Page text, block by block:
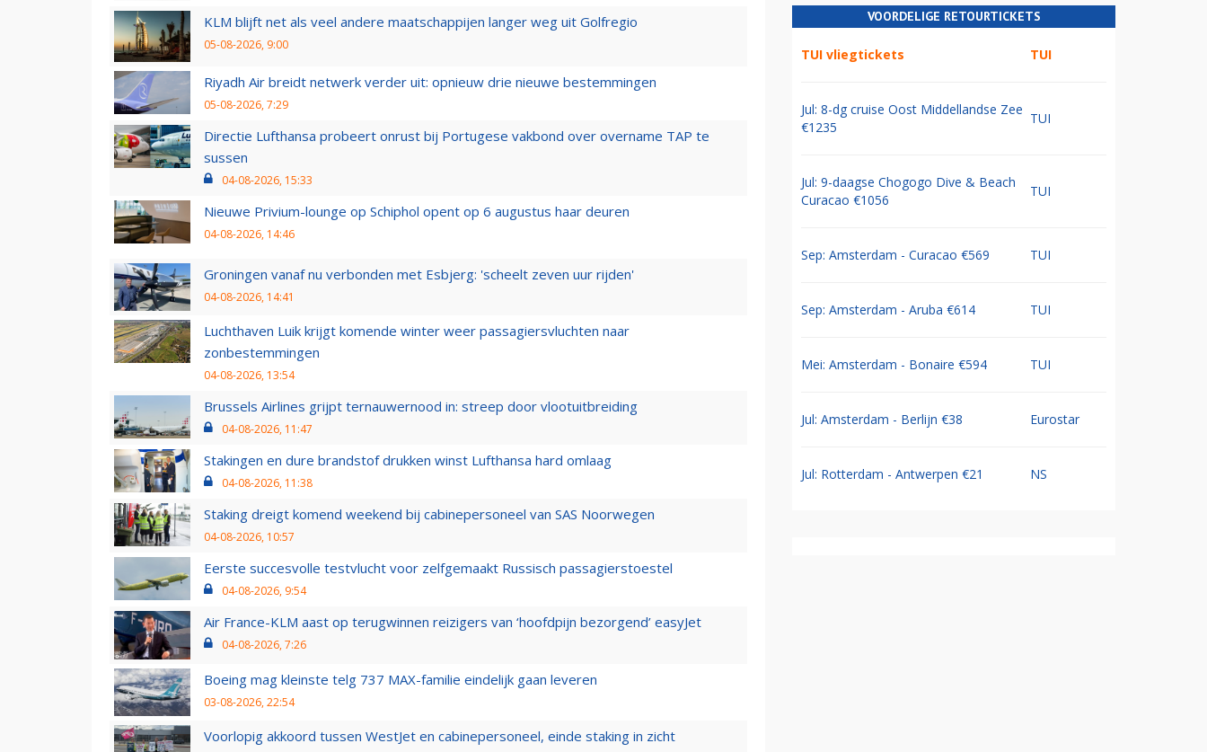
KLM blijft net als veel andere maatschappijen langer weg uit Golfregio
05-08-2026, 9:00
Riyadh Air breidt netwerk verder uit: opnieuw drie nieuwe bestemmingen
05-08-2026, 7:29
Directie Lufthansa probeert onrust bij Portugese vakbond over overname TAP te
sussen
04-08-2026, 15:33
Nieuwe Privium-lounge op Schiphol opent op 6 augustus haar deuren
04-08-2026, 14:46
Groningen vanaf nu verbonden met Esbjerg: 'scheelt zeven uur rijden'
04-08-2026, 14:41
Luchthaven Luik krijgt komende winter weer passagiersvluchten naar
zonbestemmingen
04-08-2026, 13:54
Brussels Airlines grijpt ternauwernood in: streep door vlootuitbreiding
04-08-2026, 11:47
Stakingen en dure brandstof drukken winst Lufthansa hard omlaag
04-08-2026, 11:38
Staking dreigt komend weekend bij cabinepersoneel van SAS Noorwegen
04-08-2026, 10:57
Eerste succesvolle testvlucht voor zelfgemaakt Russisch passagierstoestel
04-08-2026, 9:54
Air France-KLM aast op terugwinnen reizigers van ‘hoofdpijn bezorgend’ easyJet
04-08-2026, 7:26
Boeing mag kleinste telg 737 MAX-familie eindelijk gaan leveren
03-08-2026, 22:54
Voorlopig akkoord tussen WestJet en cabinepersoneel, einde staking in zicht
VOORDELIGE RETOURTICKETS
TUI vliegtickets TUI
Jul: 8-dg cruise Oost Middellandse Zee
€1235
TUI
Jul: 9-daagse Chogogo Dive & Beach
Curacao €1056
TUI
Sep: Amsterdam - Curacao €569 TUI
Sep: Amsterdam - Aruba €614 TUI
Mei: Amsterdam - Bonaire €594 TUI
Jul: Amsterdam - Berlijn €38 Eurostar
Jul: Rotterdam - Antwerpen €21 NS